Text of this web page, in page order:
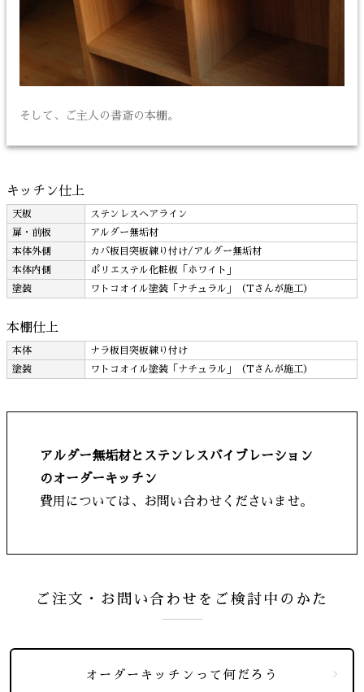
そして、ご主人の書斎の本棚。
キッチン仕上
天板
ステンレスヘアライン
扉・前板
アルダー無垢材
本体外側
カバ板目突板練り付け/アルダー無垢材
本体内側
ポリエステル化粧板「ホワイト」
塗装
ワトコオイル塗装「ナチュラル」（Tさんが施工）
本棚仕上
本体
ナラ板目突板練り付け
塗装
ワトコオイル塗装「ナチュラル」（Tさんが施工）
アルダー無垢材とステンレスバイブレーション
のオーダーキッチン
費用については、お問い合わせくださいませ。
ご注文・お問い合わせをご検討中のかた
オーダーキッチンって何だろう